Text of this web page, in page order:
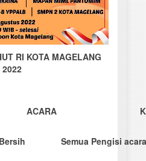
RI KOTA MAGELANG
2022
ACARA K
Semua Pengisi